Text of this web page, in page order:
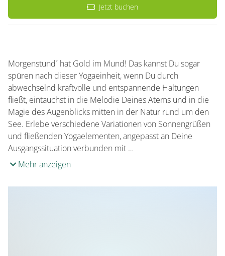
Jetzt buchen
Morgenstund´ hat Gold im Mund! Das kannst Du sogar
spüren nach dieser Yogaeinheit, wenn Du durch
abwechselnd kraftvolle und entspannende Haltungen
fließt, eintauchst in die Melodie Deines Atems und in die
Magie des Augenblicks mitten in der Natur rund um den
See. Erlebe verschiedene Variationen von Sonnengrüßen
und fließenden Yogaelementen, angepasst an Deine
Ausgangssituation verbunden mit …
Mehr anzeigen